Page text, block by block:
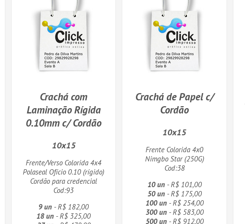
Crachá com
Laminação Rígida
0.10mm c/ Cordão
10x15
Frente/Verso Colorida 4x4
Polaseal Ofício 0.10 (rígido)
Cordão para credencial
Cod:93
9 un - R$ 182,00
18 un - R$ 325,00
Crachá de Papel c/
Cordão
10x15
Frente Colorida 4x0
Nimgbo Star (250G)
Cod:38
10 un- R$ 101,00
50 un- R$ 175,00
100 un- R$ 254,00
300 un- R$ 583,00
500 un- R$ 912,00